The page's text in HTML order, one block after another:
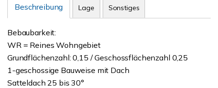
Beschreibung Lage Sonstiges
Bebaubarkeit:
WR = Reines Wohngebiet
Grundflächenzahl: 0,15 / Geschossflächenzahl 0,25
1-geschossige Bauweise mit Dach
Satteldach 25 bis 30°